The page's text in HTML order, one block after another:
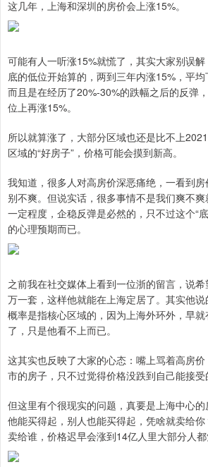
这几年，上海和深圳的房价会上涨15%。
可能有人一听涨15%就慌了，其实大家别误
底的低位开始算的，两到三年内涨15%，平均
而且是在经历了20%-30%的跌幅之后的反弹
位上再涨15%。
所以就算涨了，大部分区域也还是比不上
区域的“好房子”，价格可能会摸到新高。
我知道，很多人对高房价深恶痛绝，一看到
别不爽。但说实话，很多事情不是我们爽不
一定程度，企稳反弹是必然的，只不过这个“
的心理预期而已。
之前我在社交媒体上看到一位浙的留言，说
万一套，这样他就能在上海定居了。其实他
概率是指核心区域的，因为上海外环外，早
了，只是他看不上而已。
这其实也反映了大家的心态：嘴上骂着高房
市的房子，只不过觉得价格没跌到自己能接受
但这里有个很现实的问题，真要是上海中心的
他能买得起，别人也能买得起，凭啥就卖给
卖给谁，价格迟早会涨到14亿人里大部分人都